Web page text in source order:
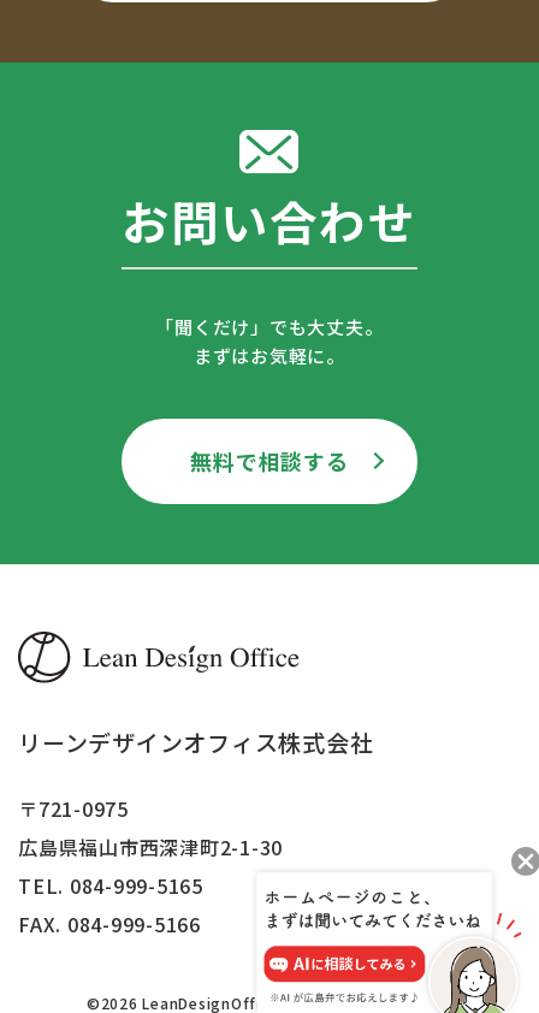
お問い合わせ
「聞くだけ」でも大丈夫。
まずはお気軽に。
無料で相談する
リーンデザインオフィス株式会社
〒721-0975
広島県福山市西深津町2-1-30
TEL. 084-999-5165
FAX. 084-999-5166
©2026 LeanDesignOffice,Inc.All right reserved.